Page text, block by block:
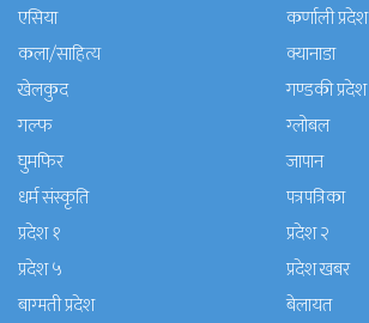
एसिया
कर्णाली प्रदेश
कला/साहित्य
क्यानाडा
खेलकुद
गण्डकी प्रदेश
गल्फ
ग्लोबल
घुमफिर
जापान
धर्म संस्कृति
पत्रपत्रिका
प्रदेश १
प्रदेश २
प्रदेश ५
प्रदेश खबर
बाग्मती प्रदेश
बेलायत